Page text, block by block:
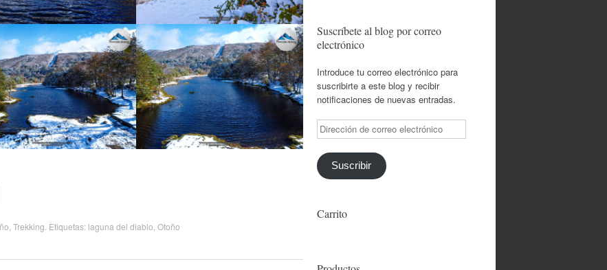
Trekking . Etiquetas: laguna del diablo Otoño
Suscríbete al blog por correo
electrónico
Introduce tu correo electrónico para
suscribirte a este blog y recibir
notificaciones de nuevas entradas.
Dirección
de
correo
electrónico
Suscribir
Carrito